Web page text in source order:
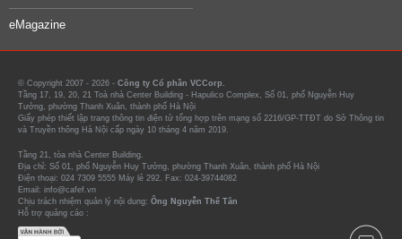
eMagazine
© Copyright 2007 - 2026 - Công ty Cổ phần VCCorp.
Tầng 17, 19, 20, 21 Toà nhà Center Building - Hapulico Complex, Số 01, phố Nguyễn Huy
Tưởng, phường Thanh Xuân, thành phố Hà Nội
Giấy phép thiết lập trang thông tin điện tử tổng hợp trên mạng số 2216/GP-TTĐT do Sở Thông tin
và Truyền thông Hà Nội cấp ngày 10 tháng 4 năm 2019.
Tầng 21, tòa nhà Center Building.
Địa chỉ: Số 01, phố Nguyễn Huy Tưởng, phường Thanh Xuân, thành phố Hà Nội
Điện thoại: 024 7309 5555 Máy lẻ 292. Fax: 024-39744082
Email: info@cafef.vn
Chịu trách nhiệm quản lý nội dung: Ông Nguyễn Thế Tân
Hỗ trợ quảng cáo :